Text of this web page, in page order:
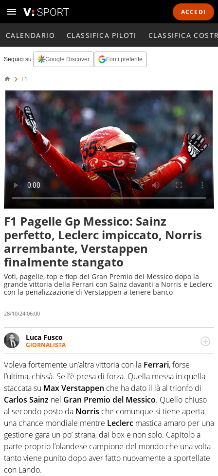
ACCEDI
CALENDARIO CLASSIFICA PILOTI CLASSIFICA
Seguici su: Google Discover Fonti preferite
F1
F1 Pagelle Gp Messico: Sainz
perfetto, Leclerc impiccato, Norris
arrembante, Verstappen
finalmente stangato
Voti, pagelle, top e flop del Gran Premio del Messico dopo la
grande vittoria della Ferrari con Sainz davanti a Norris e Leclerc
con la penalizzazione di Verstappen a tenere banco
28/10/24 06:00
Luca Fusco
GIORNALISTA
Giornalista multimediale. Quando si accendono i motori,
lui sgasa, impenna, derapa. E spesso e volentieri finisce
sul podio
Voleva fortemente un’altra vittoria con la Ferrari, forse
l’ultima, chissà. Se l’è presa di forza. Quella messa in quella
staccata su Max Verstappen che ha dato il là al trionfo di
Carlos Sainz nel Gran Premio del Messico. Quello chiuso
al secondo posto da Norris che comunque si tiene aperta
una chance mondiale mentre Leclerc mastica amaro per una
gestione gara un po’ strana, dai box e non solo. Capitolo a
parte proprio l’olandese campione del mondo che una volta
tanto viene punito dopo aver fatto nuovamente a sportellate
con Lando.